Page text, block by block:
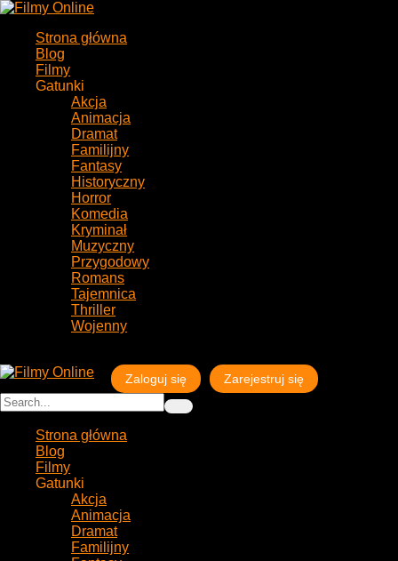
Strona główna
Blog
Filmy
Gatunki
Akcja
Animacja
Dramat
Familijny
Fantasy
Historyczny
Horror
Komedia
Kryminał
Muzyczny
Przygodowy
Romans
Tajemnica
Thriller
Wojenny
Zarejestruj się
Zaloguj się
Strona główna
Blog
Filmy
Gatunki
Akcja
Animacja
Dramat
Familijny